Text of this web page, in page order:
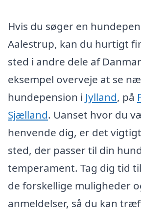
Hvis du søger en
Aalestrup, kan du hurtigt
sted i andre dele af
eksempel overveje at se
hundepension i Jylland, på
Sjælland. Uanset hvor du
henvende dig, er det
sted, der passer til din
temperament. Tag dig tid
de forskellige muligheder
anmeldelser, så du kan